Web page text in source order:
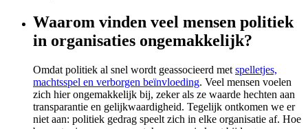
Waarom vinden veel mensen politiek
in organisaties ongemakkelijk?
Omdat politiek al snel wordt geassocieerd met spelletjes,
machtsspel en verborgen beïnvloeding. Veel mensen voelen
zich hier ongemakkelijk bij, zeker als ze waarde hechten aan
transparantie en gelijkwaardigheid. Tegelijk ontkomen we er
niet aan: politiek gedrag speelt zich in elke organisatie af. Hoe